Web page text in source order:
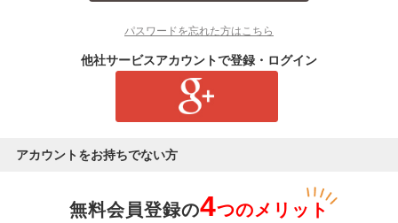
パスワードを忘れた方はこちら
他社サービスアカウントで登録・ログイン
アカウントをお持ちでない方
無料会員登録の4つのメリット